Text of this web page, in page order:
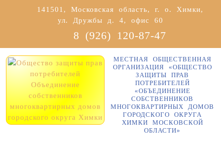
141501, Московская область, г. о. Химки,
ул. Дружбы д. 4, офис 60
8 (926) 120-87-47
МЕСТНАЯ ОБЩЕСТВЕННАЯ
ОРГАНИЗАЦИЯ «ОБЩЕСТВО
ЗАЩИТЫ ПРАВ
ПОТРЕБИТЕЛЕЙ
«ОБЪЕДИНЕНИЕ
СОБСТВЕННИКОВ
МНОГОКВАРТИРНЫХ ДОМОВ
ГОРОДСКОГО ОКРУГА
ХИМКИ МОСКОВСКОЙ
ОБЛАСТИ»